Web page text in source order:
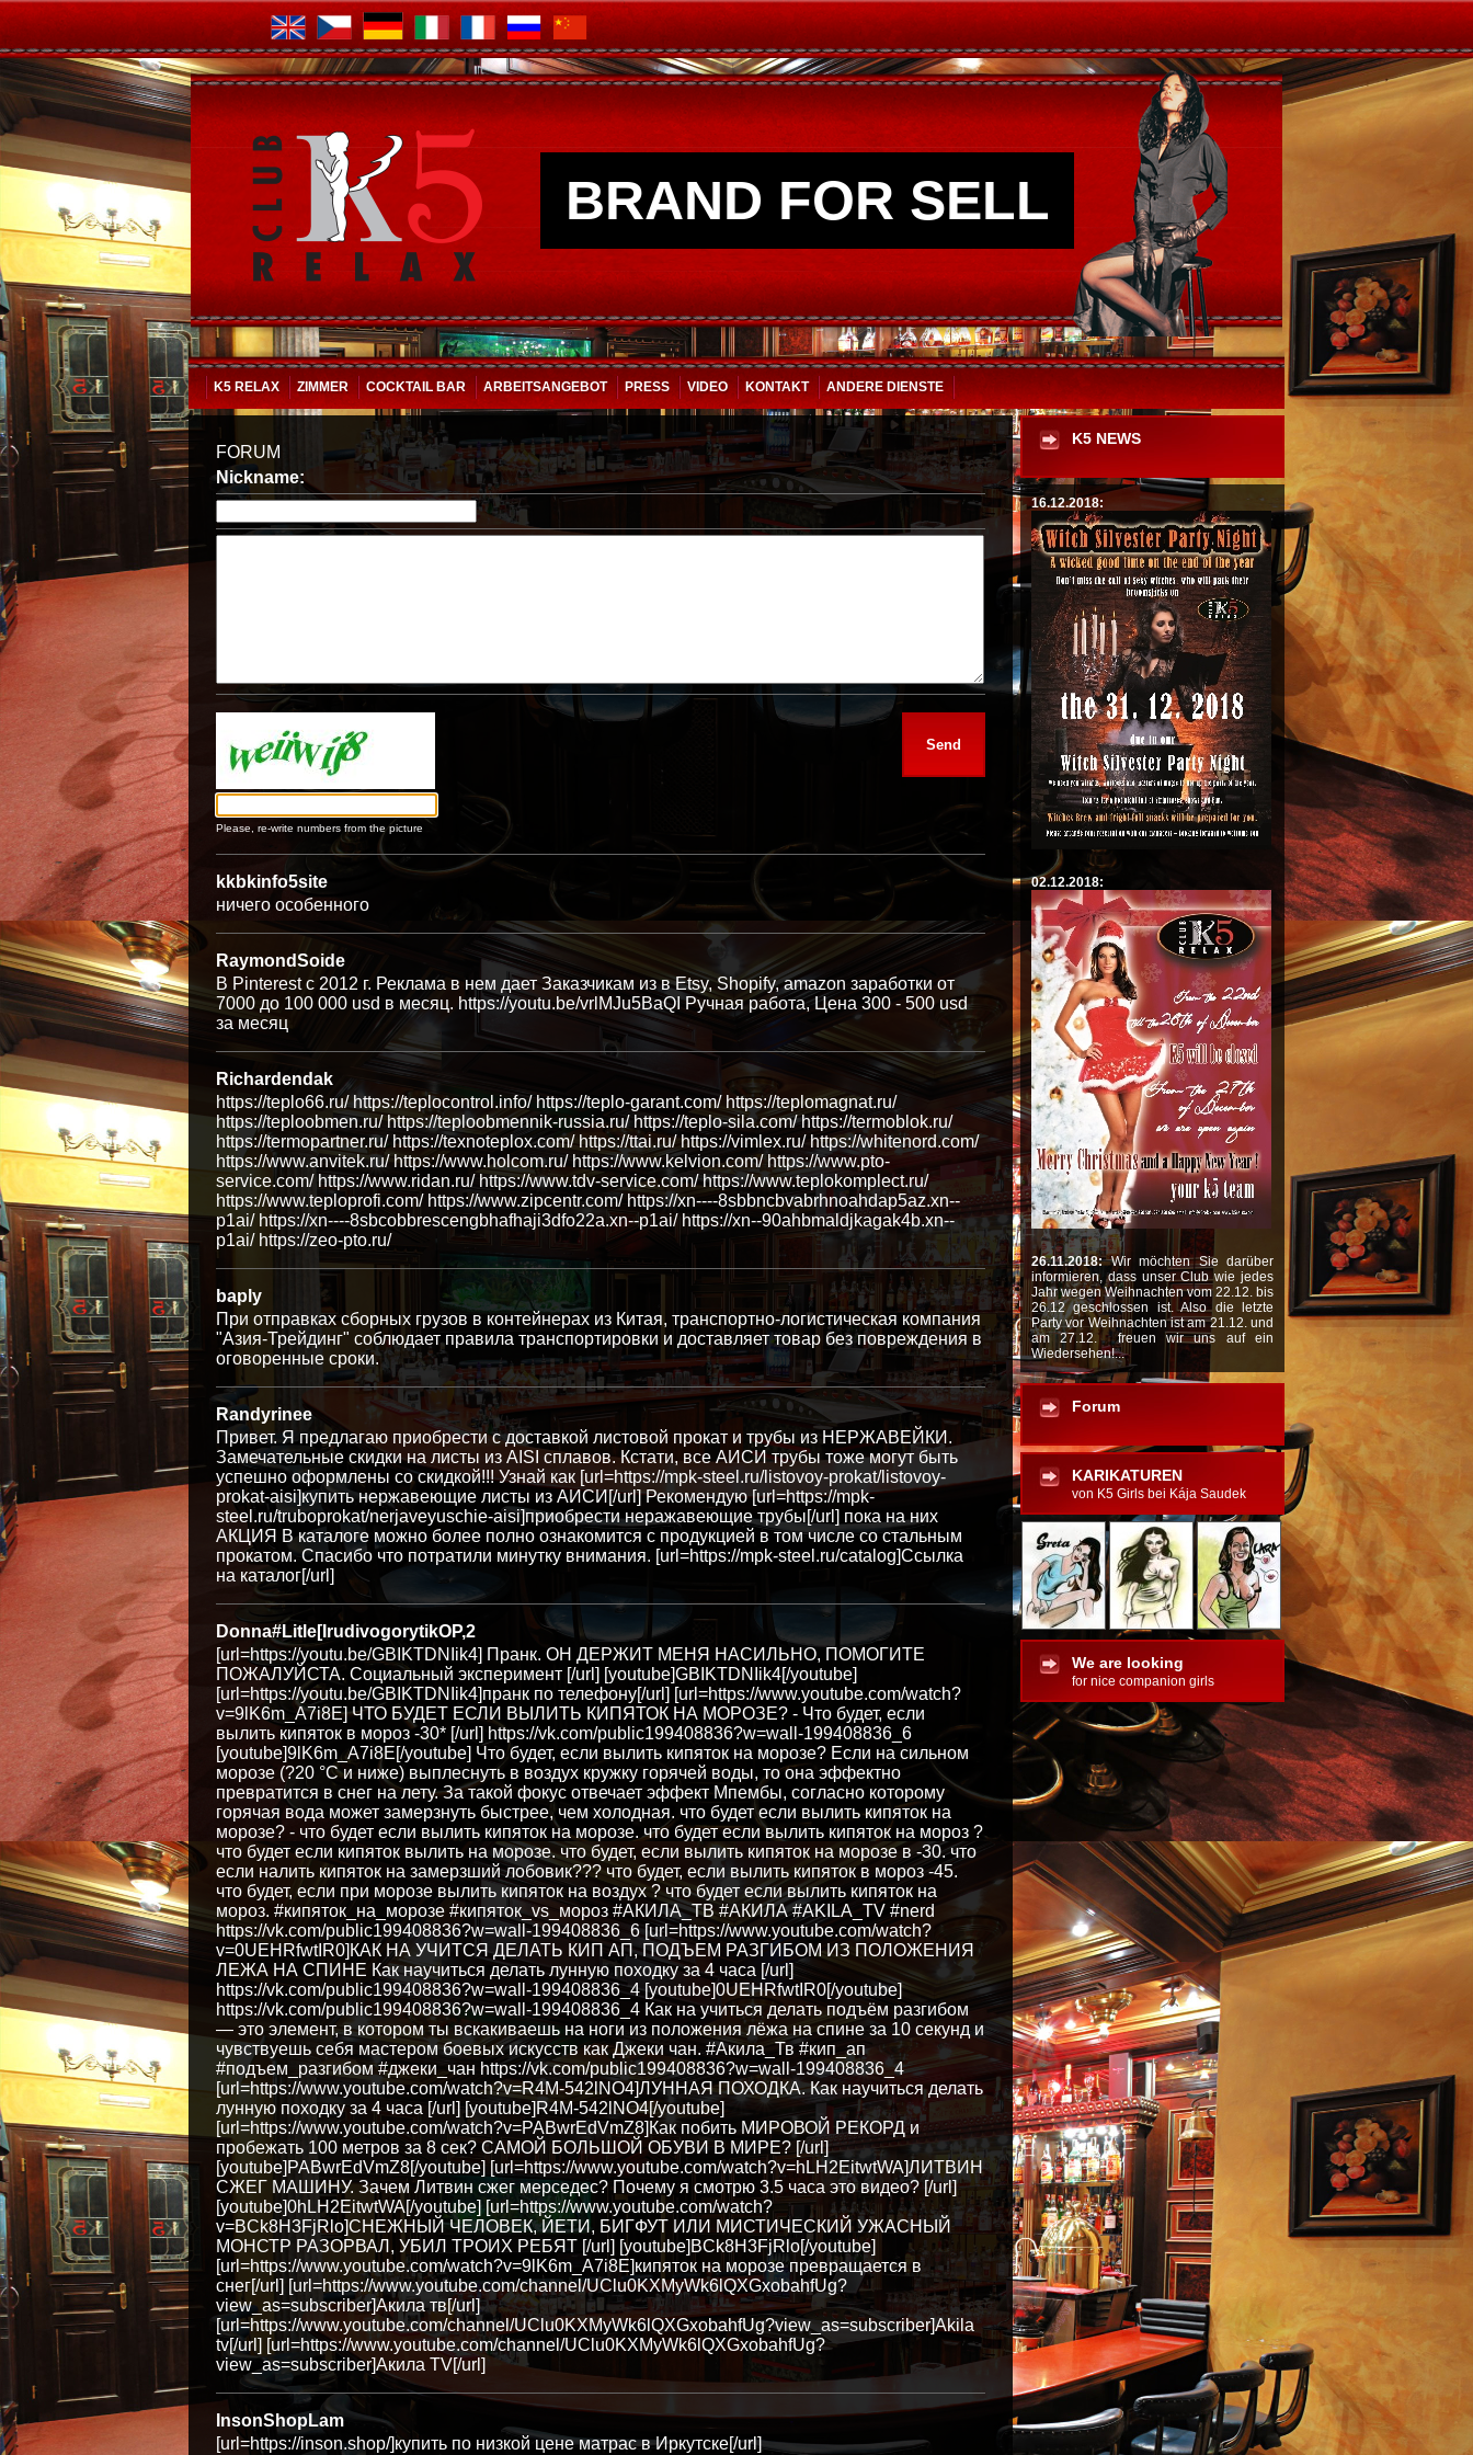
BRAND FOR SELL
K5 RELAX ZIMMER COCKTAIL BAR ARBEITSANGEBOT PRESS VIDEO KONTAKT ANDERE DIENSTE
FORUM
Nickname:
Please, re-write numbers from the picture
kkbkinfo5site
ничего особенного
RaymondSoide
В Pinterest с 2012 г. Реклама в нем дает Заказчикам из в Etsy, Shopify, amazon заработки от
7000 до 100 000 usd в месяц. https://youtu.be/vrlMJu5BaQI Ручная работа, Цена 300 - 500 usd
за месяц
Richardendak
https://teplo66.ru/ https://teplocontrol.info/ https://teplo-garant.com/ https://teplomagnat.ru/
https://teploobmen.ru/ https://teploobmennik-russia.ru/ https://teplo-sila.com/ https://termoblok.ru/
https://termopartner.ru/ https://texnoteplox.com/ https://ttai.ru/ https://vimlex.ru/ https://whitenord.com/
https://www.anvitek.ru/ https://www.holcom.ru/ https://www.kelvion.com/ https://www.pto-
service.com/ https://www.ridan.ru/ https://www.tdv-service.com/ https://www.teplokomplect.ru/
https://www.teploprofi.com/ https://www.zipcentr.com/ https://xn----8sbbncbvabrhnoahdap5az.xn--
p1ai/ https://xn----8sbcobbrescengbhafhaji3dfo22a.xn--p1ai/ https://xn--90ahbmaldjkagak4b.xn--
p1ai/ https://zeo-pto.ru/
baply
При отправках сборных грузов в контейнерах из Китая, транспортно-логистическая компания
"Азия-Трейдинг" соблюдает правила транспортировки и доставляет товар без повреждения в
оговоренные сроки.
Randyrinee
Привет. Я предлагаю приобрести с доставкой листовой прокат и трубы из НЕРЖАВЕЙКИ.
Замечательные скидки на листы из AISI сплавов. Кстати, все АИСИ трубы тоже могут быть
успешно оформлены со скидкой!!! Узнай как [url=https://mpk-steel.ru/listovoy-prokat/listovoy-
prokat-aisi]купить нержавеющие листы из АИСИ[/url] Рекомендую [url=https://mpk-
steel.ru/truboprokat/nerjaveyuschie-aisi]приобрести неражавеющие трубы[/url] пока на них
АКЦИЯ В каталоге можно более полно ознакомится с продукцией в том числе со стальным
прокатом. Спасибо что потратили минутку внимания. [url=https://mpk-steel.ru/catalog]Ссылка
на каталог[/url]
Donna#Litle[IrudivogorytikOP,2
[url=https://youtu.be/GBIKTDNIik4] Пранк. ОН ДЕРЖИТ МЕНЯ НАСИЛЬНО, ПОМОГИТЕ
ПОЖАЛУЙСТА. Социальный эксперимент [/url] [youtube]GBIKTDNIik4[/youtube]
[url=https://youtu.be/GBIKTDNIik4]пранк по телефону[/url] [url=https://www.youtube.com/watch?
v=9lK6m_A7i8E] ЧТО БУДЕТ ЕСЛИ ВЫЛИТЬ КИПЯТОК НА МОРОЗЕ? - Что будет, если
вылить кипяток в мороз -30* [/url] https://vk.com/public199408836?w=wall-199408836_6
[youtube]9lK6m_A7i8E[/youtube] Что будет, если вылить кипяток на морозе? Если на сильном
морозе (?20 °C и ниже) выплеснуть в воздух кружку горячей воды, то она эффектно
превратится в снег на лету. За такой фокус отвечает эффект Мпембы, согласно которому
горячая вода может замерзнуть быстрее, чем холодная. что будет если вылить кипяток на
морозе? - что будет если вылить кипяток на морозе. что будет если вылить кипяток на мороз ?
что будет если кипяток вылить на морозе. что будет, если вылить кипяток на морозе в -30. что
если налить кипяток на замерзший лобовик??? что будет, если вылить кипяток в мороз -45.
что будет, если при морозе вылить кипяток на воздух ? что будет если вылить кипяток на
мороз. #кипяток_на_морозе #кипяток_vs_мороз #АКИЛА_ТВ #АКИЛА #AKILA_TV #nerd
https://vk.com/public199408836?w=wall-199408836_6 [url=https://www.youtube.com/watch?
v=0UEHRfwtIR0]КАК НА УЧИТСЯ ДЕЛАТЬ КИП АП, ПОДЪЕМ РАЗГИБОМ ИЗ ПОЛОЖЕНИЯ
ЛЕЖА НА СПИНЕ Как научиться делать лунную походку за 4 часа [/url]
https://vk.com/public199408836?w=wall-199408836_4 [youtube]0UEHRfwtIR0[/youtube]
https://vk.com/public199408836?w=wall-199408836_4 Как на учиться делать подъём разгибом
— это элемент, в котором ты вскакиваешь на ноги из положения лёжа на спине за 10 секунд и
чувствуешь себя мастером боевых искусств как Джеки чан. #Акила_Тв #кип_ап
#подъем_разгибом #джеки_чан https://vk.com/public199408836?w=wall-199408836_4
[url=https://www.youtube.com/watch?v=R4M-542lNO4]ЛУННАЯ ПОХОДКА. Как научиться делать
лунную походку за 4 часа [/url] [youtube]R4M-542lNO4[/youtube]
[url=https://www.youtube.com/watch?v=PABwrEdVmZ8]Как побить МИРОВОЙ РЕКОРД и
пробежать 100 метров за 8 сек? САМОЙ БОЛЬШОЙ ОБУВИ В МИРЕ? [/url]
[youtube]PABwrEdVmZ8[/youtube] [url=https://www.youtube.com/watch?v=hLH2EitwtWA]ЛИТВИН
СЖЕГ МАШИНУ. Зачем Литвин сжег мерседес? Почему я смотрю 3.5 часа это видео? [/url]
[youtube]0hLH2EitwtWA[/youtube] [url=https://www.youtube.com/watch?
v=BCk8H3FjRlo]СНЕЖНЫЙ ЧЕЛОВЕК, ЙЕТИ, БИГФУТ ИЛИ МИСТИЧЕСКИЙ УЖАСНЫЙ
МОНСТР РАЗОРВАЛ, УБИЛ ТРОИХ РЕБЯТ [/url] [youtube]BCk8H3FjRlo[/youtube]
[url=https://www.youtube.com/watch?v=9lK6m_A7i8E]кипяток на морозе превращается в
снег[/url] [url=https://www.youtube.com/channel/UClu0KXMyWk6lQXGxobahfUg?
view_as=subscriber]Акила тв[/url]
[url=https://www.youtube.com/channel/UClu0KXMyWk6lQXGxobahfUg?view_as=subscriber]Akila
tv[/url] [url=https://www.youtube.com/channel/UClu0KXMyWk6lQXGxobahfUg?
view_as=subscriber]Акила TV[/url]
InsonShopLam
[url=https://inson.shop/]купить по низкой цене матрас в Иркутске[/url]
K5 NEWS
16.12.2018:
02.12.2018:
26.11.2018:Wir möchten Sie darüber
informieren, dass unser Club wie jedes
Jahr wegen Weihnachten vom 22.12. bis
26.12 geschlossen ist. Also die letzte
Party vor Weihnachten ist am 21.12. und
am 27.12. freuen wir uns auf ein
Wiedersehen!...
Forum
KARIKATUREN
von K5 Girls bei Kája Saudek
We are looking
for nice companion girls